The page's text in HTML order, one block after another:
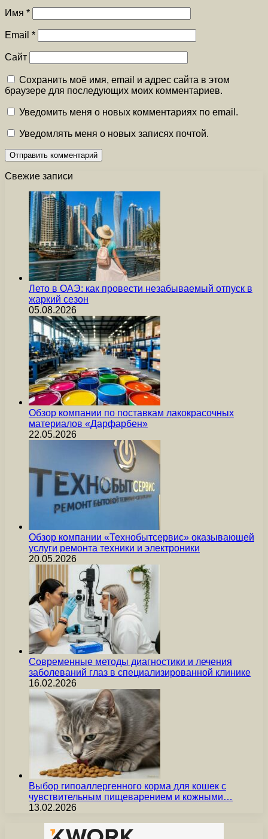
Имя *
Email *
Сайт
Сохранить моё имя, email и адрес сайта в этом
браузере для последующих моих комментариев.
Уведомить меня о новых комментариях по email.
Уведомлять меня о новых записях почтой.
Свежие записи
Лето в ОАЭ: как провести незабываемый отпуск в
жаркий сезон
05.08.2026
Обзор компании по поставкам лакокрасочных
материалов «Дарфарбен»
22.05.2026
Обзор компании «Технобытсервис» оказывающей
услуги ремонта техники и электроники
20.05.2026
Современные методы диагностики и лечения
заболеваний глаз в специализированной клинике
16.02.2026
Выбор гипоаллергенного корма для кошек с
чувствительным пищеварением и кожными…
13.02.2026